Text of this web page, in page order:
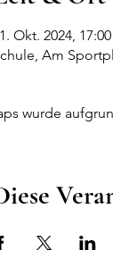
Okt. 2024, 17:00
Am
wurde